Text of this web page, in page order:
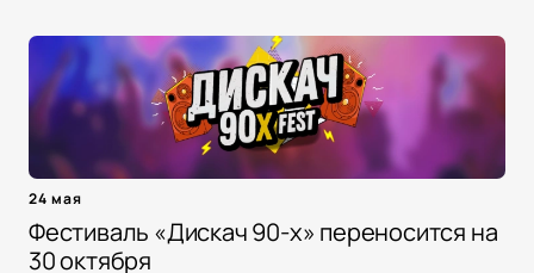
24 мая
Фестиваль «Дискач 90-х» переносится на
30 октября